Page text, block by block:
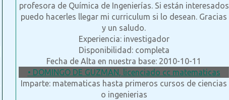
profesora de Química de Ingenierías. Si están interesados
puedo hacerles llegar mi curriculum si lo desean. Gracias
y un saludo.
Experiencia: investigador
Disponibilidad: completa
Fecha de Alta en nuestra base: 2010-10-11
• DOMINGO DE GUZMAN, licenciado cc matematicas
Imparte: matematicas hasta primeros cursos de ciencias
o ingenierias